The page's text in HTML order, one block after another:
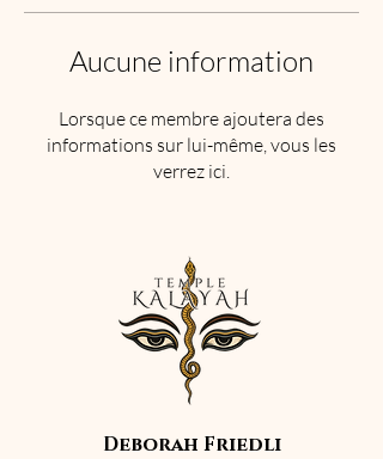
Aucune information
Lorsque ce membre ajoutera des
informations sur lui-même, vous les
verrez ici.
Deborah Friedli